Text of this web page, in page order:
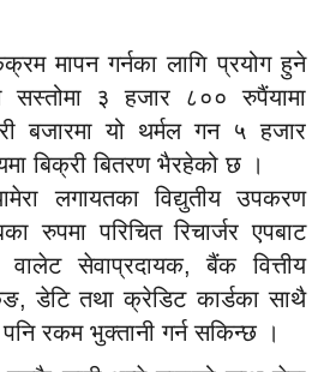
मापन गर्नका लागि प्रयोग हुने
सस्तोमा ३ हजार ८०० रुपैंयामा
बजारमा यो थर्मल गन ५ हजार
बिक्री बितरण भैरहेको छ ।
लगायतका विद्युतीय उपकरण
रुपमा परिचित रिचार्जर एपबाट
वालेट सेवाप्रदायक, बैंक वित्तीय
डेटि तथा क्रेडिट कार्डका साथै
रकम भुक्तानी गर्न सकिन्छ ।